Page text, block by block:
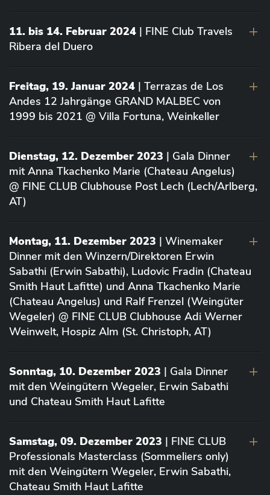
11. bis 14. Februar 2024 | FINE Club Travels
Ribera del Duero
Freitag, 19. Januar 2024 | Terrazas de Los
Andes 12 Jahrgänge GRAND MALBEC von
1999 bis 2021 @ Villa Fortuna, Weinkeller
Dienstag, 12. Dezember 2023 | Gala Dinner
mit Anna Tkachenko Marie (Chateau Angelus)
@ FINE CLUB Clubhouse Post Lech (Lech/Arlberg,
AT)
Montag, 11. Dezember 2023 | Winemaker
Dinner mit den Winzern/Direktoren Erwin
Sabathi (Erwin Sabathi), Ludovic Fradin (Chateau
Smith Haut Lafitte) und Anna Tkachenko Marie
(Chateau Angelus) und Ralf Frenzel (Weingüter
Wegeler) @ FINE CLUB Clubhouse Adi Werner
Weinwelt, Hospiz Alm (St. Christoph, AT)
Sonntag, 10. Dezember 2023 | Gala Dinner
mit den Weingütern Wegeler, Erwin Sabathi
und Chateau Smith Haut Lafitte
Samstag, 09. Dezember 2023 | FINE CLUB
Professionals Masterclass (Sommeliers only)
mit den Weingütern Wegeler, Erwin Sabathi,
Chateau Smith Haut Lafitte